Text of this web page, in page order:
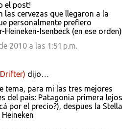
el post!
las cervezas que llegaron a la
personalmente prefiero
Heineken-Isenbeck (en ese orden)
2010 a las 1:51 p.m.
dijo…
tema, para mi las tres mejores
del pais: Patagonia primera lejos
por el precio?), despues la Stella